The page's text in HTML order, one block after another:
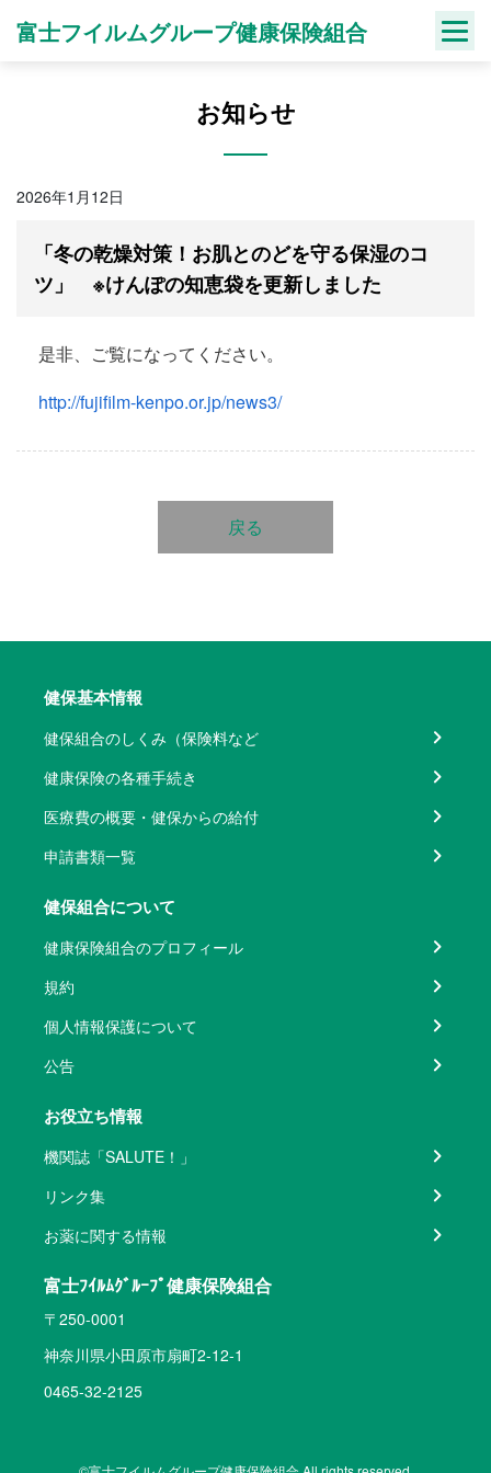
富士フイルムグループ健康保険組合
お知らせ
2026年1月12日
「冬の乾燥対策！お肌とのどを守る保湿のコ
ツ」 ※けんぽの知恵袋を更新しました
是非、ご覧になってください。
http://fujifilm-kenpo.or.jp/news3/
戻る
健保基本情報
健保組合のしくみ（保険料など
健康保険の各種手続き
医療費の概要・健保からの給付
申請書類一覧
健保組合について
健康保険組合のプロフィール
規約
個人情報保護について
公告
お役立ち情報
機関誌「SALUTE！」
リンク集
お薬に関する情報
富士ﾌｲﾙﾑｸﾞﾙｰﾌﾟ健康保険組合
〒250-0001
神奈川県小田原市扇町2-12-1
0465-32-2125